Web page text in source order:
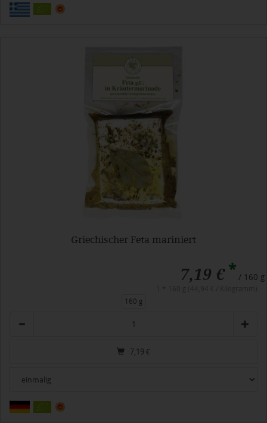
Griechischer Feta mariniert
7,19 €* / 160 g
160 g
7,19 €